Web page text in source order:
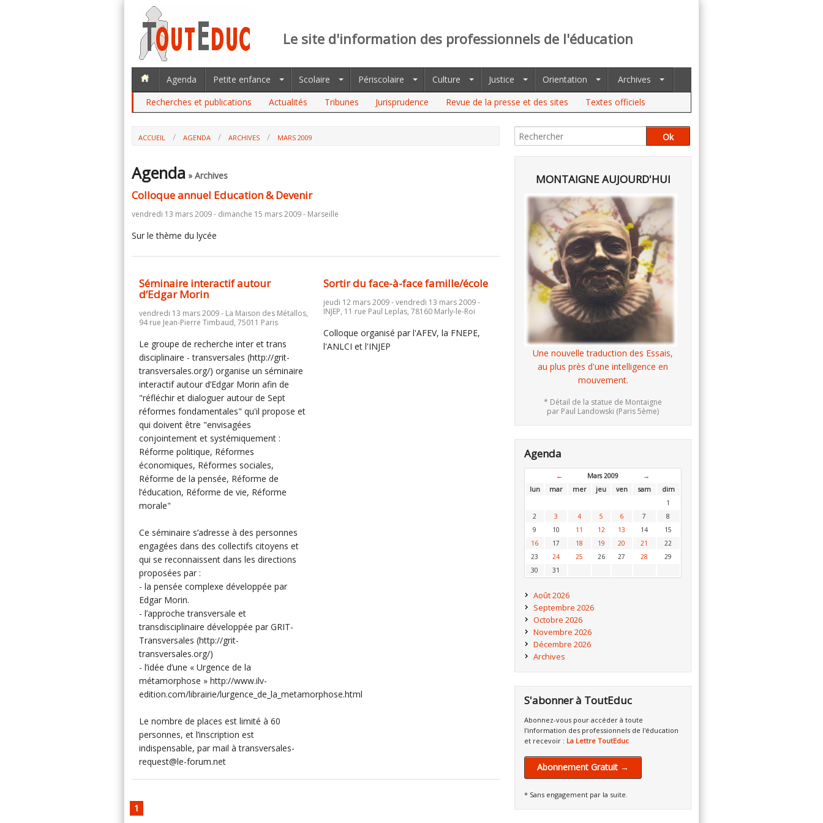
Le site d'information des professionnels de l'éducation
Agenda Petite enfance Scolaire Périscolaire Culture Justice Orientation
Archives
Recherches et publications
Actualités Tribunes Jurisprudence Revue de la presse et des sites Textes officiels
ACCUEIL AGENDA ARCHIVES MARS 2009
Agenda » Archives
Colloque annuel Education & Devenir
vendredi 13 mars 2009 - dimanche 15 mars 2009 - Marseille
Sur le thème du lycée
Séminaire interactif autour
d’Edgar Morin
vendredi 13 mars 2009 - La Maison des Métallos,
94 rue Jean-Pierre Timbaud, 75011 Paris
Le groupe de recherche inter et trans
disciplinaire - transversales (http://grit-
transversales.org/) organise un séminaire
interactif autour d’Edgar Morin afin de
"réfléchir et dialoguer autour de Sept
réformes fondamentales" qu'il propose et
qui doivent être "envisagées
conjointement et systémiquement :
Réforme politique, Réformes
économiques, Réformes sociales,
Réforme de la pensée, Réforme de
l’éducation, Réforme de vie, Réforme
morale"
Ce séminaire s’adresse à des personnes
engagées dans des collectifs citoyens et
qui se reconnaissent dans les directions
proposées par :
- la pensée complexe développée par
Edgar Morin.
- l’approche transversale et
transdisciplinaire développée par GRIT-
Transversales (http://grit-
transversales.org/)
- l’idée d’une « Urgence de la
métamorphose » http://www.ilv-
edition.com/librairie/lurgence_de_la_metamorphose.html
Le nombre de places est limité à 60
personnes, et l’inscription est
indispensable, par mail à transversales-
request@le-forum.net
Sortir du face-à-face famille/école
jeudi 12 mars 2009 - vendredi 13 mars 2009 -
INJEP, 11 rue Paul Leplas, 78160 Marly-le-Roi
Colloque organisé par l'AFEV, la FNEPE,
l'ANLCI et l'INJEP
1
MONTAIGNE AUJOURD'HUI
Une nouvelle traduction des Essais,
au plus près d'une intelligence en
mouvement.
* Détail de la statue de Montaigne
par Paul Landowski (Paris 5ème)
Agenda
← Mars 2009
→
lun
mar mer jeu ven sam
dim
1
2
3 4 5 6 7
8
9
10 11 12 13 14
15
16
17 18 19 20 21
22
23
24 25 26 27 28
29
30
31
Août 2026
Septembre 2026
Octobre 2026
Novembre 2026
Décembre 2026
Archives
S'abonner à ToutEduc
Abonnez-vous pour accéder à toute
l'information des professionnels de l'éducation
et recevoir : La Lettre ToutEduc
Abonnement Gratuit →
* Sans engagement par la suite.